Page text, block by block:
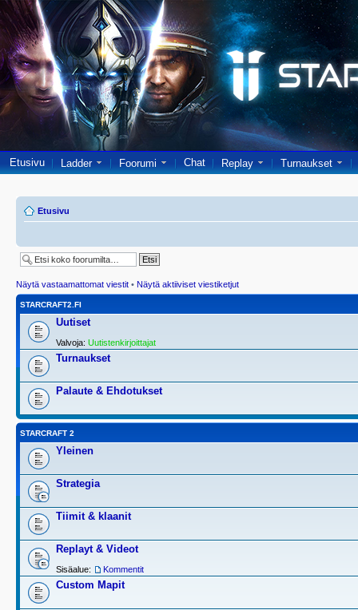
Etusivu Ladder Foorumi Chat Replay Turnaukset
Etusivu
Näytä vastaamattomat viestit • Näytä aktiiviset viestiketjut
STARCRAFT2.FI
Uutiset
Valvoja: Uutistenkirjoittajat
Turnaukset
Palaute & Ehdotukset
STARCRAFT 2
Yleinen
Strategia
Tiimit & klaanit
Replayt & Videot
Sisäalue: Kommentit
Custom Mapit